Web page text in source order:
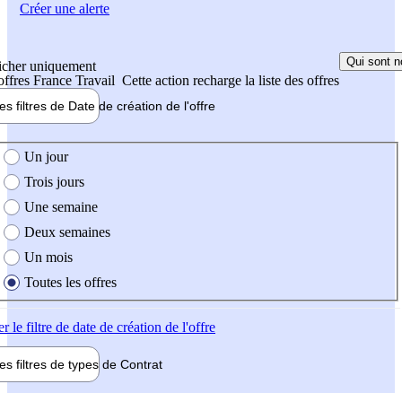
uniquement
France Travail Cette action recharge la liste des offres
Qui sont
filtres de Date de création de l'offre
création de l'offre
Un jour
Trois jours
Une semaine
Deux semaines
Un mois
Toutes les offres
le filtre de date de création de l'offre
filtres de types de Contrat
Créer une alerte